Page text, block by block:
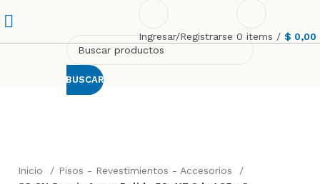
Ingresar/Registrarse 0items / $ 0,00
BUSCAR
Inicio
Pisos - Revestimientos - Accesorios